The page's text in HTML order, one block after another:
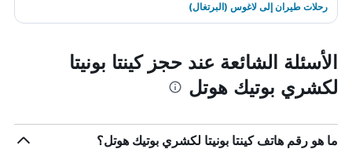
رحلات طيران إلى لاغوس (البرتغال)
الأسئلة الشائعة عند حجز كينتا بونيتا
لكشري بوتيك هوتل
ما هو رقم هاتف كينتا بونيتا لكشري بوتيك هوتل؟